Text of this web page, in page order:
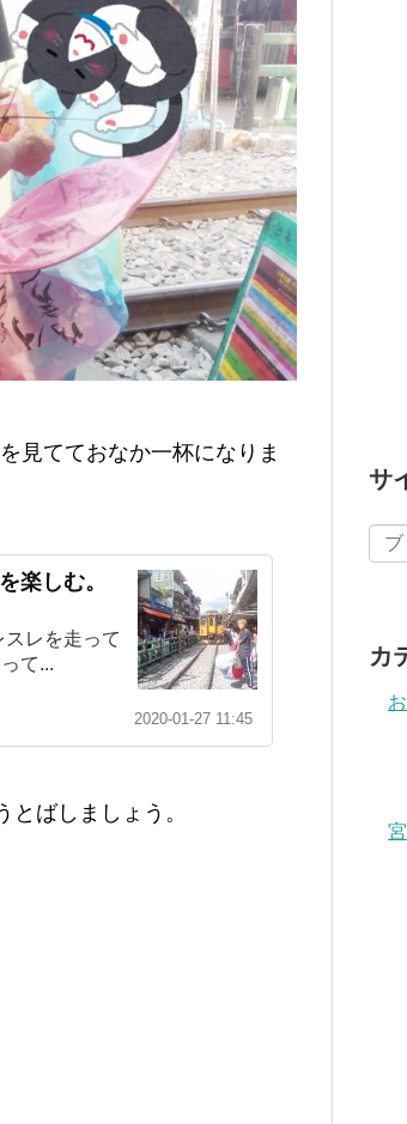
見てておなか一杯になりま
楽しむ。
レを走って
て...
2020-01-27 11:45
ばしましょう。
サ
カ